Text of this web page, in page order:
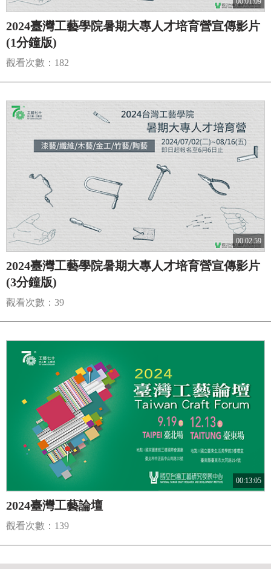
2024臺灣工藝學院暑期大專人才培育營宣傳影片
(1分鐘版)
觀看次數：182
00:02:59
2024臺灣工藝學院暑期大專人才培育營宣傳影片
(3分鐘版)
觀看次數：39
00:13:05
2024臺灣工藝論壇
觀看次數：139